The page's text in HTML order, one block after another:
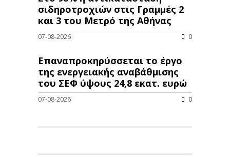
σιδηροτροχιών στις Γραμμές 2
και 3 του Μετρό της Αθήνας
07-08-2026 0
Επαναπροκηρύσσεται το έργο
της ενεργειακής αναβάθμισης
του ΣΕΦ ύψους 24,8 εκατ. ευρώ
07-08-2026 0